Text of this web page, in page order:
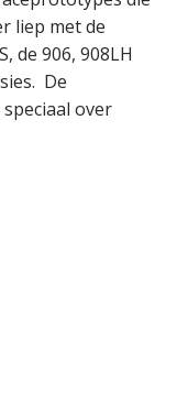
liep met de
de 906, 908LH
De
over